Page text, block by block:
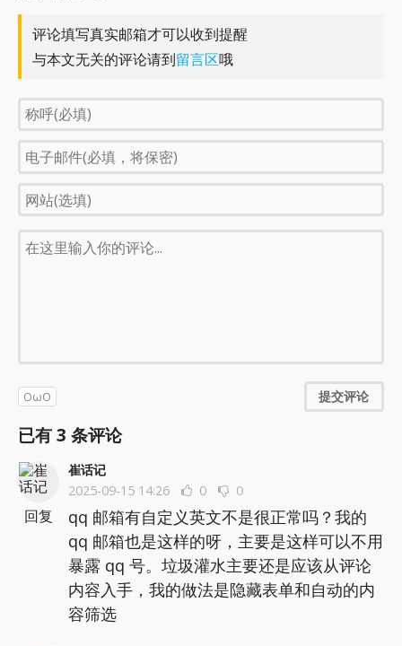
评论填写真实邮箱才可以收到提醒
与本文无关的评论请到留言区哦
OωO 提交评论
已有 3 条评论
崔话记
2025-09-15 14:26
0 0
qq 邮箱有自定义英文不是很正常吗？我的
qq 邮箱也是这样的呀，主要是这样可以不用
暴露 qq 号。垃圾灌水主要还是应该从评论
内容入手，我的做法是隐藏表单和自动的内
容筛选
回复